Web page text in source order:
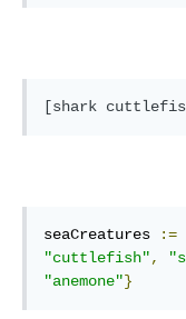
[shark
seaCreatures :=
"cuttlefish",
"anemone"}